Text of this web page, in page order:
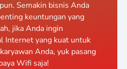
Semakin bisnis Anda
keuntungan yang
jika Anda ingin
Internet yang kuat untuk
Anda, yuk pasang
Wifi saja!